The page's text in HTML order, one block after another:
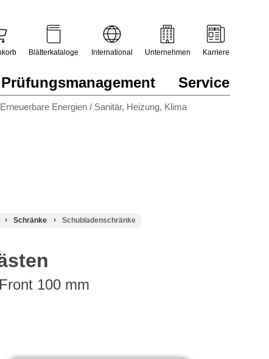
Erneuerbare Energien / Sanitär, Heizung, Klima
Prüfungsmanagement Service
Blätterkataloge International Unternehmen Karriere
Schränke Schubladenschränke
100 mm